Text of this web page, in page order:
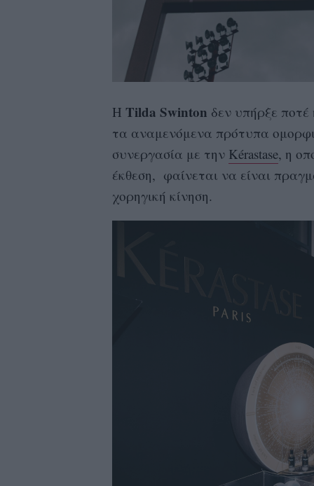
Η Tilda Swinton δεν υπήρξε
τα αναμενόμενα πρότυπα
συνεργασία με την Kérastase, η
έκθεση, φαίνεται να είναι
χορηγική κίνηση.